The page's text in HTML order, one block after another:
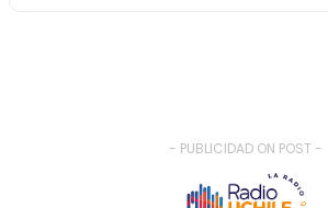
- PUBLICIDAD ON POST -